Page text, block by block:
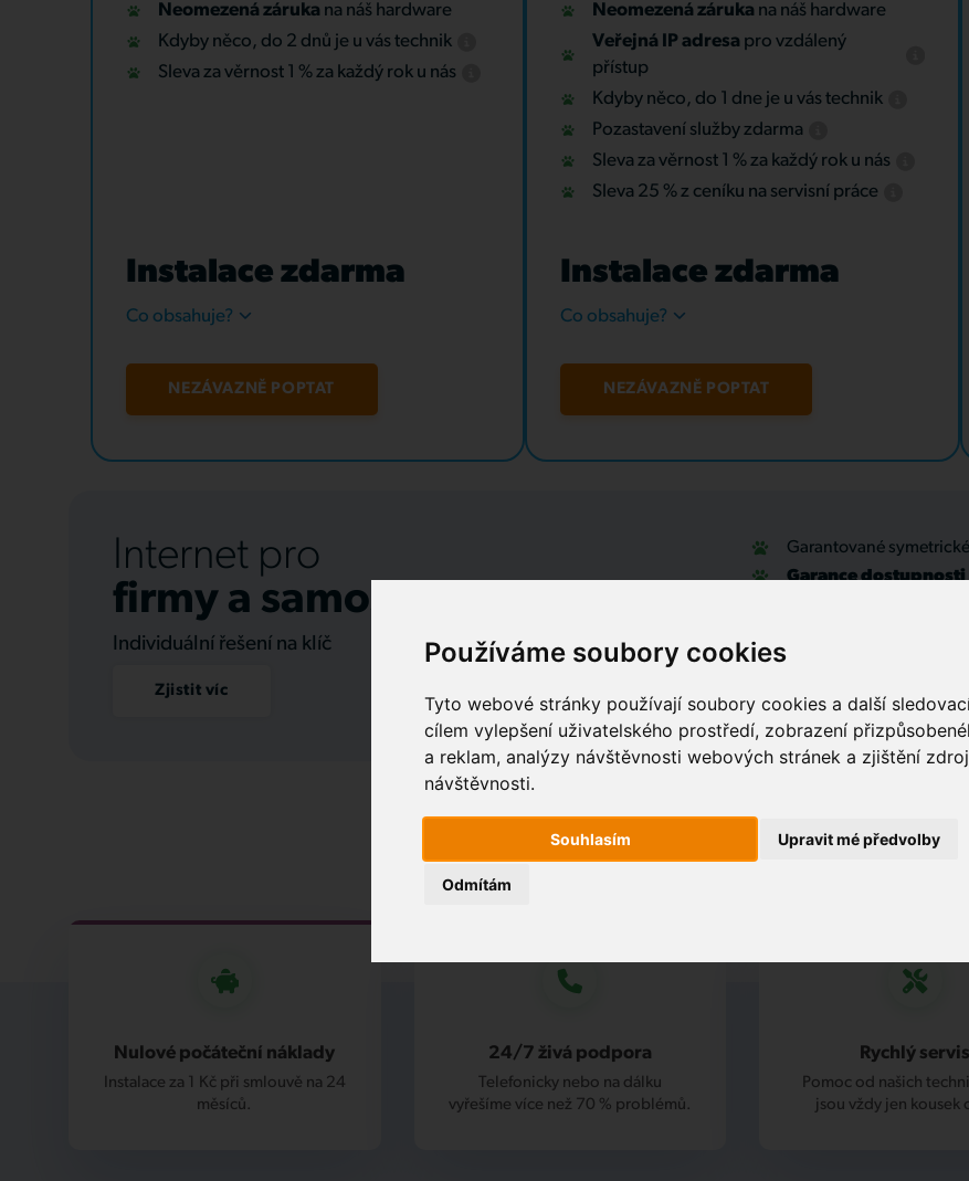
Používáme soubory cookies
Tyto webové stránky používají soubory cookies a další
cílem vylepšení uživatelského prostředí, zobrazení
a reklam, analýzy návštěvnosti webových stránek a zjištění
návštěvnosti.
Souhlasím
Odmítám
Upravit mé předvolby
Neomezená záruka na náš hardware
Kdyby něco, do 2 dnů je u vás technik
Sleva za věrnost 1 % za každý rok u nás
Instalace zdarma
Co obsahuje?
NEZÁVAZNĚ POPTAT
Neomezená záruka na náš hardware
Veřejná IP adresa pro vzdálený
přístup
Kdyby něco, do 1 dne je u vás technik
Pozastavení služby zdarma
Sleva za věrnost 1 % za každý rok u nás
Sleva 25 % z ceníku na servisní práce
Instalace zdarma
Co obsahuje?
NEZÁVAZNĚ POPTAT
Internet pro
firmy a samosprávu
Individuální řešení na klíč
Zjistit víc
Garantované
Garance dostupnosti
Optické přípojky a
IT outsourcing, správa
Nulové počáteční náklady
Instalace za 1 Kč při smlouvě na 24
měsíců.
24/7 živá podpora
Telefonicky nebo na dálku
vyřešíme více než 70 % problémů.
Rychlý servis
Pomoc od našich
jsou vždy jen kousek